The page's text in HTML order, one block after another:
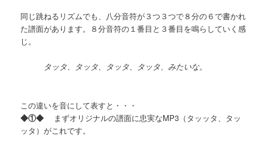
同じ跳ねるリズムでも、八分音符が３つ３つで８分の６で書かれ
た譜面があります。８分音符の１番目と３番目を鳴らしていく感
じ。
タッタ、タッタ、タッタ、タッタ、みたいな。
この違いを音にして表すと・・・
◆①◆ まずオリジナルの譜面に忠実なMP3（タッッタ、タッ
ッタ）がこれです。